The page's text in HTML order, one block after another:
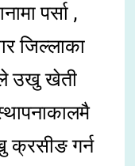
पर्सा ,
जिल्लाका
उखु खेती
क्रसीङ गर्न